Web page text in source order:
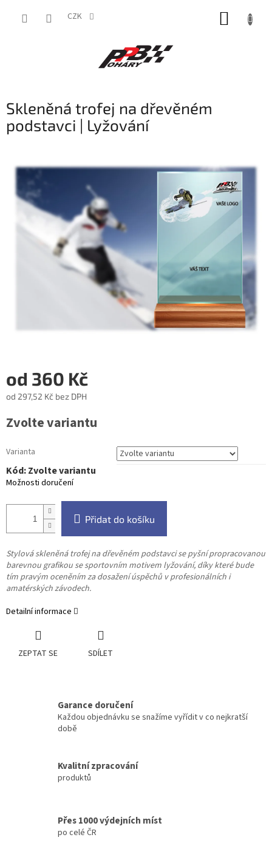
CZK
Skleněná trofej na dřevěném
podstavci | Lyžování
od 360 Kč
od 297,52 Kč bez DPH
cena:
Zvolte variantu
Varianta
Kód:Zvolte variantu
Možnosti doručení
Přidat do košíku
Stylová skleněná trofej na dřevěném podstavci se pyšní propracovanou
barevnou grafikou se sportovním motivem lyžování, díky které bude
tím pravým oceněním za dosažení úspěchů v profesionálních i
amatérských závodech.
Detailní informace
ZEPTAT SE SDÍLET
Garance doručení
Každou objednávku se snažíme vyřídit v co nejkratší
době
Kvalitní zpracování
produktů
Přes 1000 výdejních míst
po celé ČR